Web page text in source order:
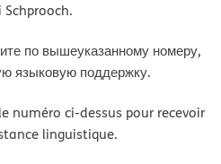
по вышеуказанному номеру,
языковую поддержку.
numéro ci-dessus pour recevoir
linguistique.